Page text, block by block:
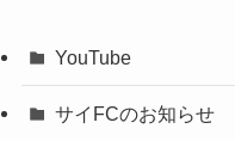
YouTube
サイFCのお知らせ